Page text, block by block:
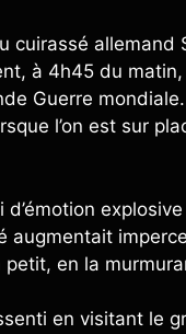
cuirassé
à 4h45 du
Guerre
l’on est sur
d’émotion
augmentait
en la
en visitant